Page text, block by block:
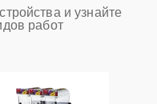
и узнайте
работ